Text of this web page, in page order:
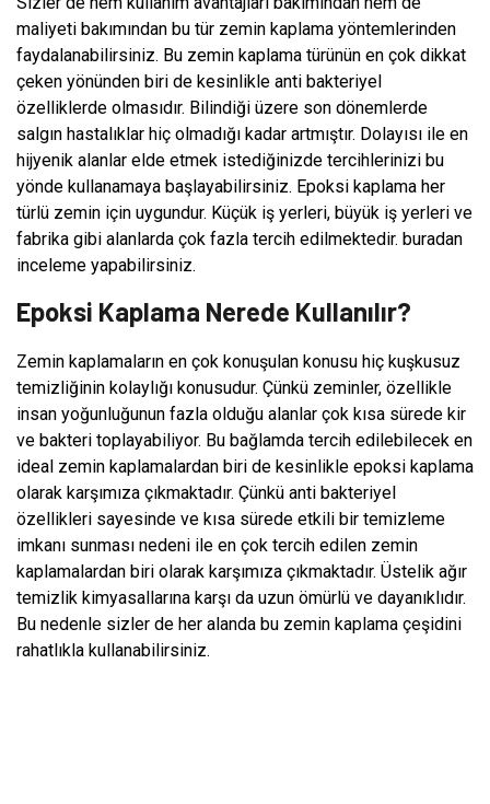
maliyeti bakımından bu tür zemin kaplama yöntemlerinden
faydalanabilirsiniz. Bu zemin kaplama türünün en çok dikkat
çeken yönünden biri de kesinlikle anti bakteriyel
özelliklerde olmasıdır. Bilindiği üzere son dönemlerde
salgın hastalıklar hiç olmadığı kadar artmıştır. Dolayısı ile en
hijyenik alanlar elde etmek istediğinizde tercihlerinizi bu
yönde kullanamaya başlayabilirsiniz. Epoksi kaplama her
türlü zemin için uygundur. Küçük iş yerleri, büyük iş yerleri ve
fabrika gibi alanlarda çok fazla tercih edilmektedir. buradan
inceleme yapabilirsiniz.
Epoksi Kaplama Nerede Kullanılır?
Zemin kaplamaların en çok konuşulan konusu hiç kuşkusuz
temizliğinin kolaylığı konusudur. Çünkü zeminler, özellikle
insan yoğunluğunun fazla olduğu alanlar çok kısa sürede kir
ve bakteri toplayabiliyor. Bu bağlamda tercih edilebilecek en
ideal zemin kaplamalardan biri de kesinlikle epoksi kaplama
olarak karşımıza çıkmaktadır. Çünkü anti bakteriyel
özellikleri sayesinde ve kısa sürede etkili bir temizleme
imkanı sunması nedeni ile en çok tercih edilen zemin
kaplamalardan biri olarak karşımıza çıkmaktadır. Üstelik ağır
temizlik kimyasallarına karşı da uzun ömürlü ve dayanıklıdır.
Bu nedenle sizler de her alanda bu zemin kaplama çeşidini
rahatlıkla kullanabilirsiniz.